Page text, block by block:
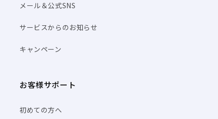
メール＆公式SNS
サービスからのお知らせ
キャンペーン
お客様サポート
初めての方へ